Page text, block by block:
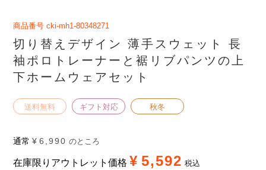
商品番号 cki-mh1-80348271
切り替えデザイン 薄手スウェット 長
袖ポロトレーナーと裾リブパンツの上
下ホームウェアセット
送料無料 ギフト対応 秋冬
通常 ¥ 6,990 のところ
在庫限りアウトレット価格 ¥ 5,592 税込